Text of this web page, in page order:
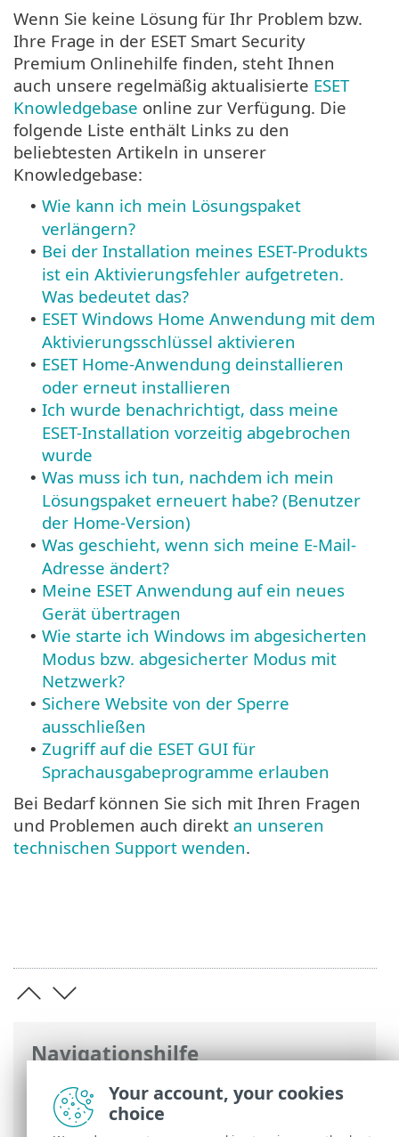
Navigationshilfe
ESET Online-Hilfe>ESET Smart Security
Premium
>Häufig gestellte Fragen (FAQ)
Wenn Sie keine Lösung für Ihr Problem bzw.
Ihre Frage in der ESET Smart Security
Premium Onlinehilfe finden, steht Ihnen
auch unsere regelmäßig aktualisierte ESET
Knowledgebase online zur Verfügung. Die
folgende Liste enthält Links zu den
beliebtesten Artikeln in unserer
Knowledgebase:
• Wie kann ich mein Lösungspaket
verlängern?
• Bei der Installation meines ESET-Produkts
ist ein Aktivierungsfehler aufgetreten.
Was bedeutet das?
• ESET Windows Home Anwendung mit dem
Aktivierungsschlüssel aktivieren
• ESET Home-Anwendung deinstallieren
oder erneut installieren
• Ich wurde benachrichtigt, dass meine
ESET-Installation vorzeitig abgebrochen
wurde
• Was muss ich tun, nachdem ich mein
Lösungspaket erneuert habe? (Benutzer
der Home-Version)
• Was geschieht, wenn sich meine E-Mail-
Adresse ändert?
• Meine ESET Anwendung auf ein neues
Gerät übertragen
• Wie starte ich Windows im abgesicherten
Modus bzw. abgesicherter Modus mit
Netzwerk?
• Sichere Website von der Sperre
ausschließen
• Zugriff auf die ESET GUI für
Sprachausgabeprogramme erlauben
Bei Bedarf können Sie sich mit Ihren Fragen
und Problemen auch direkt an unseren
technischen Support wenden.
Your account, your cookies
choice